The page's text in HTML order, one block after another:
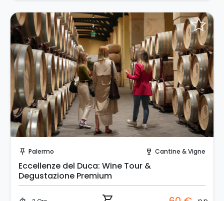
push_pin Palermo wine_bar Cantine & Vigne
Eccellenze del Duca: Wine Tour &
Degustazione Premium